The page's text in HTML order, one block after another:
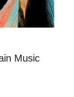
Music